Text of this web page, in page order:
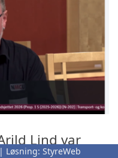
Lind var
Løsning: StyreWeb